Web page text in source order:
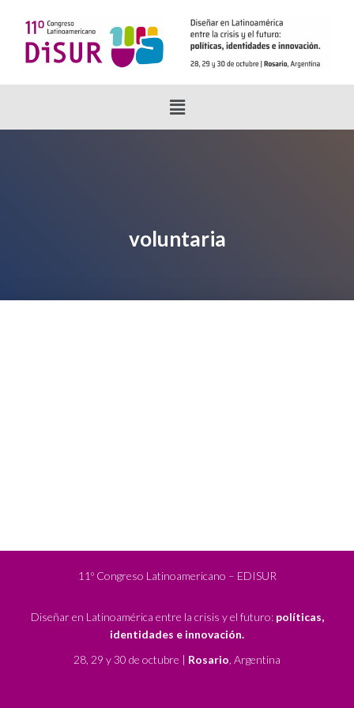
voluntaria
11º Congreso Latinoamericano – EDISUR
Diseñar en Latinoamérica entre la crisis y el futuro: políticas,
identidades e innovación.
28, 29 y 30 de octubre | Rosario, Argentina